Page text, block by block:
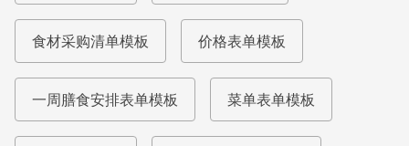
食材采购清单模板 价格表单模板
一周膳食安排表单模板 菜单表单模板